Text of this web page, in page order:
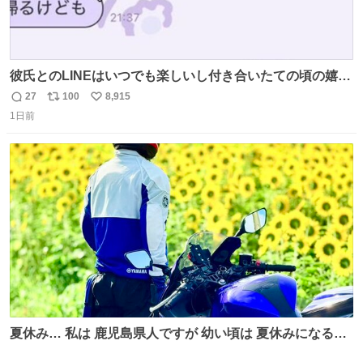
彼氏とのLINEはいつでも楽しいし付き合いたての頃の嬉し
かったLINEは無限にあるけど(同棲前は1日で各50通くらい
送りあってたし)最近嬉しかったのはこれ
返
信
27
リ
ト
数
100
い
数
8,915
1日前
夏休み… 私は 鹿児島県人ですが 幼い頃は 夏休みになると